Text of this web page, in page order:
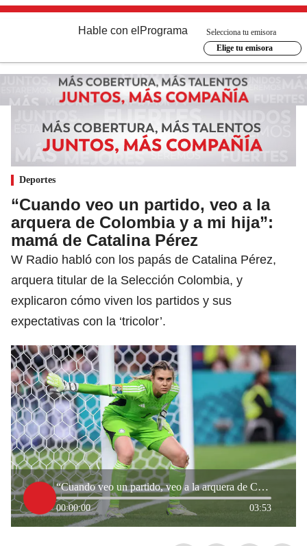
Hable con el Programa
Selecciona tu emisora
Elige tu emisora
Deportes
“Cuando veo un partido, veo a la
arquera de Colombia y a mi hija”:
mamá de Catalina Pérez
W Radio habló con los papás de Catalina Pérez,
arquera titular de la Selección Colombia, y
explicaron cómo viven los partidos y sus
expectativas con la ‘tricolor’.
“Cuando veo un partido, veo a la arquera de Colombia y a mi hija”: mamá de Catalina Pérez
00:00:00 03:53